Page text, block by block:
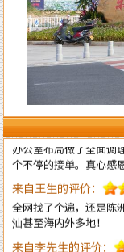
来自李女士的评价：
陈洲老师的风水学水
自己成立律所开始有
个不停的接单。真心感
来自王生的评价：
全网找了个遍，还是陈
汕甚至海内外多地！
来自李先生的评价：
不得承认老师的水平高
就开始转变得顺利了，